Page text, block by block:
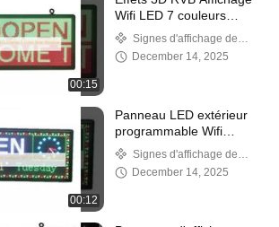
00:15
Wifi LED 7 couleurs
affichage du message
de la fenêtre arrière
Signes d'affichage de
fenêtre à LED
December 14, 2025
00:12
Panneau LED extérieur
programmable Wifi
SMD3535, enseigne
lumineuse 5000mcd
pour fenêtre de voiture
Signes d'affichage de
fenêtre à LED
December 14, 2025